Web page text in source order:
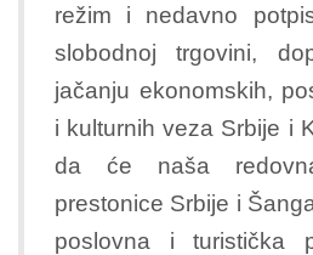
režim i nedavno
slobodnoj trgovini,
jačanju ekonomskih,
i kulturnih veza Srbije i
da će naša
prestonice Srbije i
poslovna i turistička